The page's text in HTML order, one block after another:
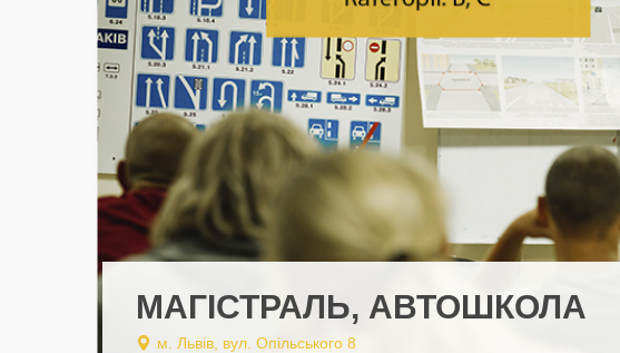
МАГІСТРАЛЬ, АВТОШКОЛА
м. Львів, вул. Опільського 8